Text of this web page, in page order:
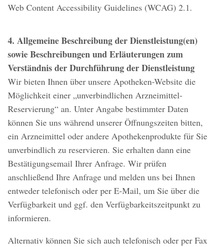
Web Content Accessibility Guidelines (WCAG) 2.1.
4. Allgemeine Beschreibung der Dienstleistung(en)
sowie Beschreibungen und Erläuterungen zum
Verständnis der Durchführung der Dienstleistung
Wir bieten Ihnen über unsere Apotheken-Website die
Möglichkeit einer „unverbindlichen Arzneimittel-
Reservierung“ an. Unter Angabe bestimmter Daten
können Sie uns während unserer Öffnungszeiten bitten,
ein Arzneimittel oder andere Apothekenprodukte für Sie
unverbindlich zu reservieren. Sie erhalten dann eine
Bestätigungsemail Ihrer Anfrage. Wir prüfen
anschließend Ihre Anfrage und melden uns bei Ihnen
entweder telefonisch oder per E-Mail, um Sie über die
Verfügbarkeit und ggf. den Verfügbarkeitszeitpunkt zu
informieren.
Alternativ können Sie sich auch telefonisch oder per Fax